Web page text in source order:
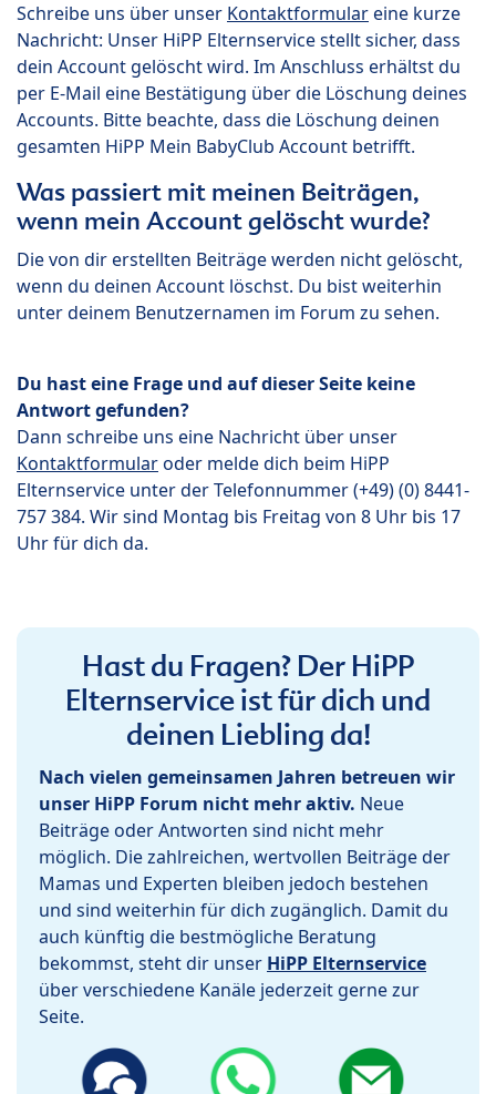
Schreibe uns über unser Kontaktformulareine kurze
Nachricht: Unser HiPP Elternservice stellt sicher, dass
dein Account gelöscht wird. Im Anschluss erhältst du
per E-Mail eine Bestätigung über die Löschung deines
Accounts. Bitte beachte, dass die Löschung deinen
gesamten HiPP Mein BabyClub Account betrifft.
Was passiert mit meinen Beiträgen,
wenn mein Account gelöscht wurde?
Die von dir erstellten Beiträge werden nicht gelöscht,
wenn du deinen Account löschst. Du bist weiterhin
unter deinem Benutzernamen im Forum zu sehen.
Du hast eine Frage und auf dieser Seite keine
Antwort gefunden?
Dann schreibe uns eine Nachricht über unser
Kontaktformularoder melde dich beim HiPP
Elternservice unter der Telefonnummer (+49) (0) 8441-
757 384. Wir sind Montag bis Freitag von 8 Uhr bis 17
Uhr für dich da.
Hast du Fragen? Der HiPP
Elternservice ist für dich und
deinen Liebling da!
Nach vielen gemeinsamen Jahren betreuen wir
unser HiPP Forum nicht mehr aktiv. Neue
Beiträge oder Antworten sind nicht mehr
möglich. Die zahlreichen, wertvollen Beiträge der
Mamas und Experten bleiben jedoch bestehen
und sind weiterhin für dich zugänglich. Damit du
auch künftig die bestmögliche Beratung
bekommst, steht dir unser HiPP Elternservice
über verschiedene Kanäle jederzeit gerne zur
Seite.